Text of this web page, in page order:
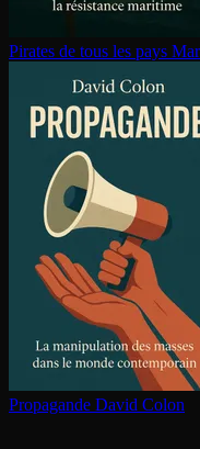
Pirates de tous les pays
Propagande David Colon